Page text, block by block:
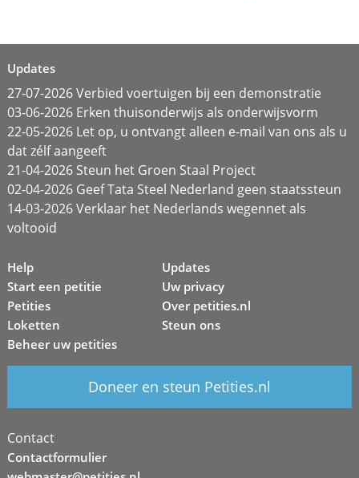
Updates
27-07-2026 Verbied voertuigen bij een demonstratie
03-06-2026 Erken thuisonderwijs als onderwijsvorm
22-05-2026 Let op, u ontvangt alleen e-mail van ons als u
dat zélf aangeeft
21-04-2026 Steun het Groen Staal Project
02-04-2026 Geef Tata Steel Nederland geen staatssteun
14-03-2026 Verklaar het Nederlands wegennet als
voltooid
Help
Start een petitie
Petities
Loketten
Beheer uw petities
Updates
Uw privacy
Over petities.nl
Steun ons
Doneer en steun Petities.nl
Contact
Contactformulier